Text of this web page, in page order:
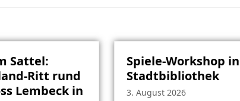
Sattel:
Ritt rund
Lembeck in
Spiele-Workshop
Stadtbibliothek
3. August 2026